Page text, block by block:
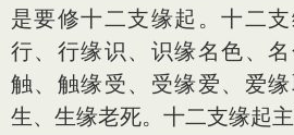
是要修十二支缘起。十二
行、行缘识、识缘名色、
触、触缘受、受缘爱、爱
生、生缘老死。十二支缘起